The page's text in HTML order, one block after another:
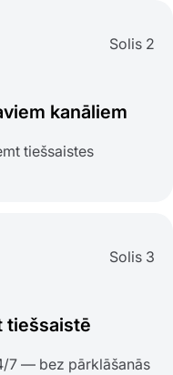
Solis 2
kanāliem
tiešsaistes
Solis 3
tiešsaistē
7 — bez pārklāšanās